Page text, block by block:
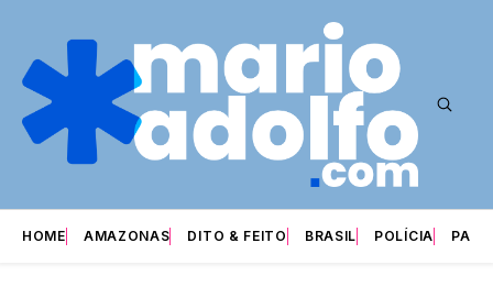
HOME AMAZONAS DITO & FEITO BRASIL POLÍCIA